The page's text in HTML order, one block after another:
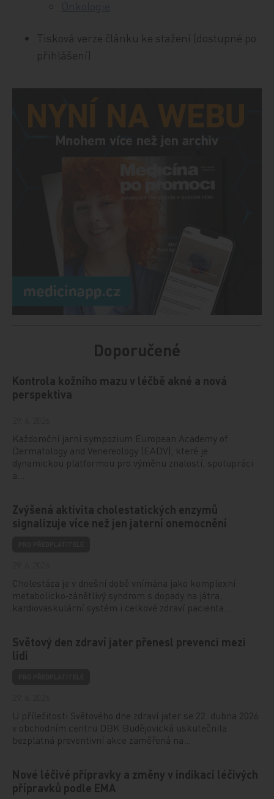
Tisková verze článku ke stažení (dostupné po
přihlášení)
Doporučené
Kontrola kožního mazu v léčbě akné a nová
perspektiva
Každoroční jarní sympozium European Academy of
Dermatology and Venereology (EADV), které je
dynamickou platformou pro výměnu znalostí, spolupráci
a…
Zvýšená aktivita cholestatických enzymů
signalizuje více než jen jaterní onemocnění
Cholestáza je v dnešní době vnímána jako komplexní
metabolicko‑zánětlivý syndrom s dopady na játra,
kardiovaskulární systém i celkové zdraví pacienta…
Světový den zdraví jater přenesl prevenci mezi
lidi
U příležitosti Světového dne zdraví jater se 22. dubna 2026
v obchodním centru DBK Budějovická uskutečnila
bezplatná preventivní akce zaměřená na…
Nové léčivé přípravky a změny v indikaci léčivých
přípravků podle EMA